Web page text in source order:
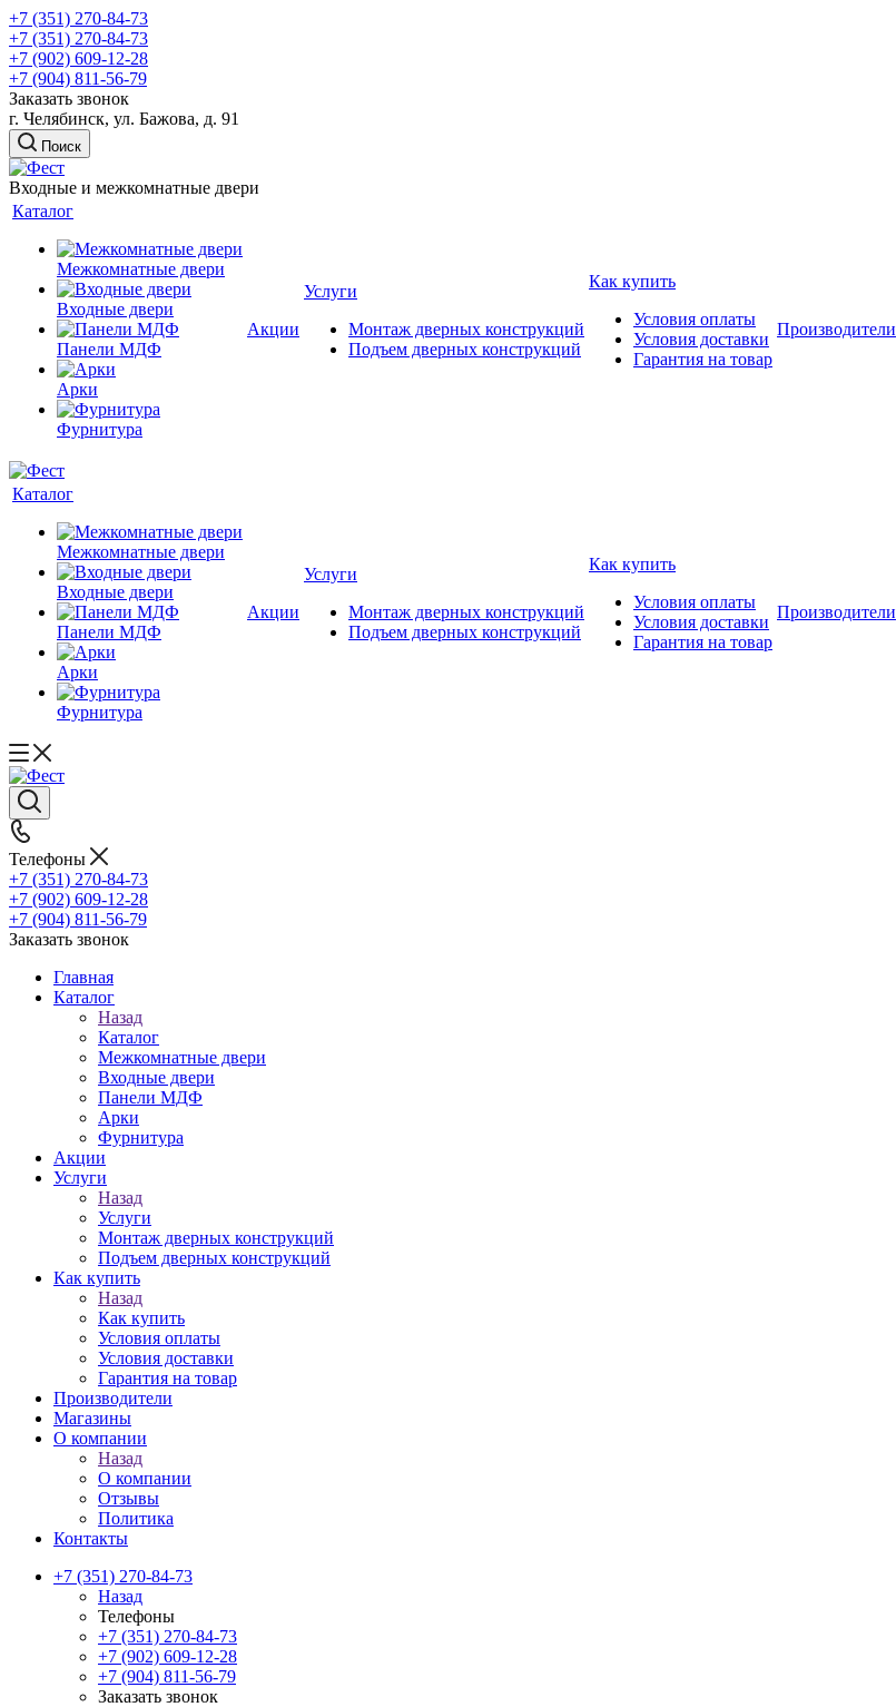
+7 (351) 270-84-73
+7 (351) 270-84-73
+7 (902) 609-12-28
+7 (904) 811-56-79
Заказать звонок
г. Челябинск, ул. Бажова, д. 91
Поиск
Входные и межкомнатные двери
Каталог
Межкомнатные двери
Входные двери
Панели МДФ
Арки
Фурнитура
Акции
Услуги
Монтаж дверных конструкций
Подъем дверных конструкций
Как купить
Условия оплаты
Условия доставки
Гарантия на товар
Производители
Каталог
Межкомнатные двери
Входные двери
Панели МДФ
Арки
Фурнитура
Акции
Услуги
Монтаж дверных конструкций
Подъем дверных конструкций
Как купить
Условия оплаты
Условия доставки
Гарантия на товар
Производители
Телефоны
+7 (351) 270-84-73
+7 (902) 609-12-28
+7 (904) 811-56-79
Заказать звонок
Главная
Каталог
Назад
Каталог
Межкомнатные двери
Входные двери
Панели МДФ
Арки
Фурнитура
Акции
Услуги
Назад
Услуги
Монтаж дверных конструкций
Подъем дверных конструкций
Как купить
Назад
Как купить
Условия оплаты
Условия доставки
Гарантия на товар
Производители
Магазины
О компании
Назад
О компании
Отзывы
Политика
Контакты
+7 (351) 270-84-73
Назад
Телефоны
+7 (351) 270-84-73
+7 (902) 609-12-28
+7 (904) 811-56-79
Заказать звонок